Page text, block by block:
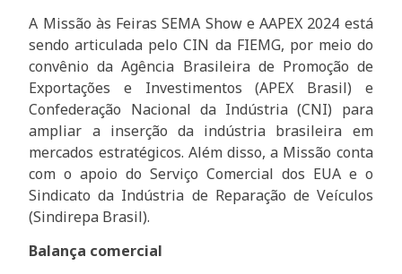
A Missão às Feiras SEMA Show e AAPEX 2024 está
sendo articulada pelo CIN da FIEMG, por meio do
convênio da Agência Brasileira de Promoção de
Exportações e Investimentos (APEX Brasil) e
Confederação Nacional da Indústria (CNI) para
ampliar a inserção da indústria brasileira em
mercados estratégicos. Além disso, a Missão conta
com o apoio do Serviço Comercial dos EUA e o
Sindicato da Indústria de Reparação de Veículos
(Sindirepa Brasil).
Balança comercial